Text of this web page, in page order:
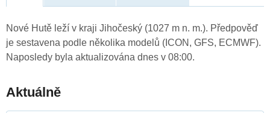
Nové Hutě leží v kraji Jihočeský (1027 m n. m.). Předpověď
je sestavena podle několika modelů (ICON, GFS, ECMWF).
Naposledy byla aktualizována dnes v 08:00.
Aktuálně